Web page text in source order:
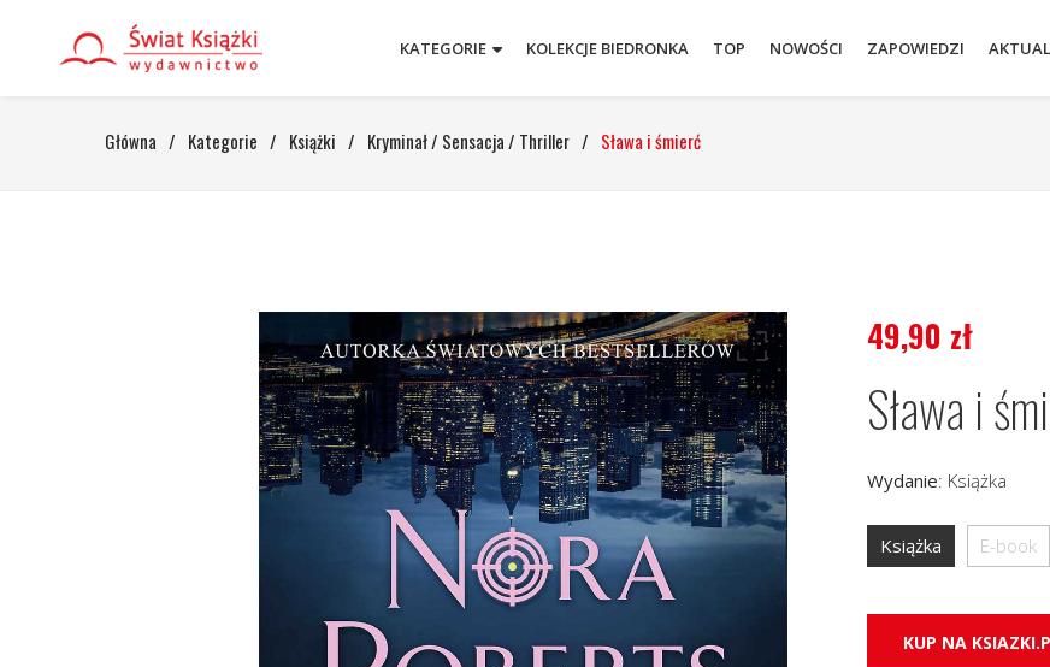
KATEGORIE KOLEKCJE BIEDRONKA TOP NOWOŚCI ZAPOWIEDZI
Główna / Kategorie / Książki / Kryminał / Sensacja / Thriller / Sława i śmierć
49,90 zł
Sława i
Wydanie: Książka
Książka E-book
KUP NA